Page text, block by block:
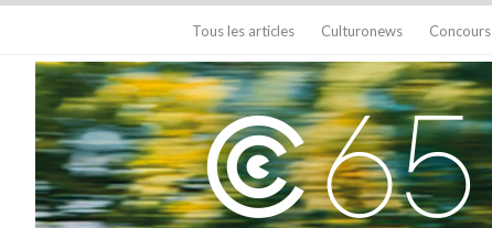
Tous les articles Culturonews Concours